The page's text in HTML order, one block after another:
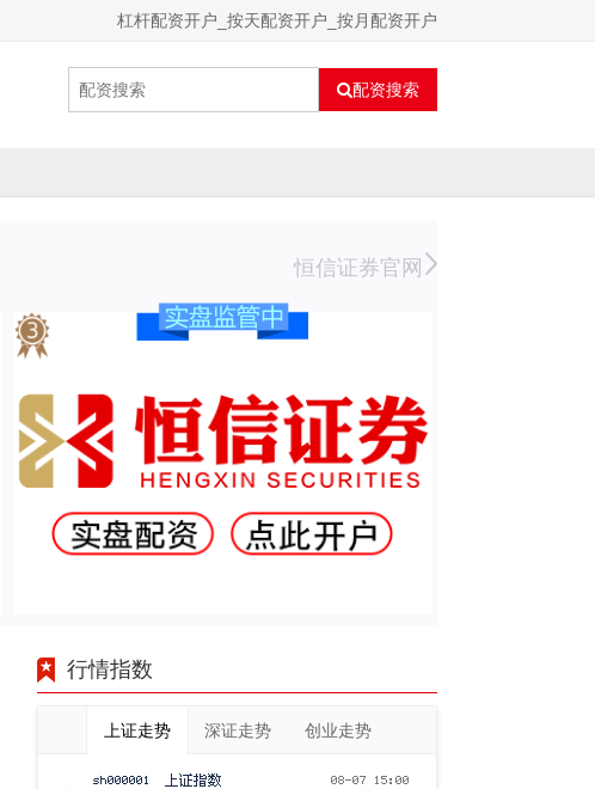
杠杆配资开户_按天配资开户_按月配资开户
配资搜索
恒信证券官网
行情指数
上证走势 深证走势 创业走势